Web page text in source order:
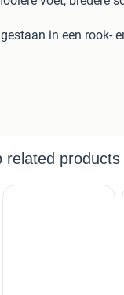
in een rook-
zijn voor de koper.